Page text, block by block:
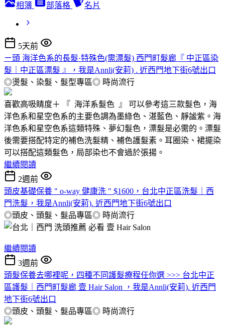
相簿 部落格 名片
5天前
ㄧ頭 海洋色系的長髮·特殊色(需漂髮) 西門町髮廊『 中正區染
髮｜中正區漂髮 』，我是Annli(安莉) . 近西門地下街6號出口
◎燙髮、染髮、髮型專區◎ 時尚流行
喜歡高吸睛度＋ 『 海洋系髮色 』 可以參考這三款髮色，海
洋色系和星空色系的主要色調為墨綠色、湛藍色、靜謐紫。海
洋色系和星空色系這類特殊、夢幻髮色，漂髮是必需的。漂髮
後需要搭配特定的補色洗髮精、補色護髮素。耳圈染、裙擺染
可以搭配這類髮色，局部染也不會過於張揚。
繼續閱讀
2週前
頭皮基礎保養 " o-way 健康洗 " $1600，台北中正區洗髮｜西
門洗髮，我是Annli(安莉). 近西門地下街6號出口
◎頭皮、頭髮、髮品專區◎ 時尚流行
繼續閱讀
3週前
頭髮保養去哪裡呢，四種不同護髮療程任你選 >>> 台北中正
區護髮｜西門町髮廊 壹 Hair Salon ，我是Annli(安莉). 近西門
地下街6號出口
◎頭皮、頭髮、髮品專區◎ 時尚流行